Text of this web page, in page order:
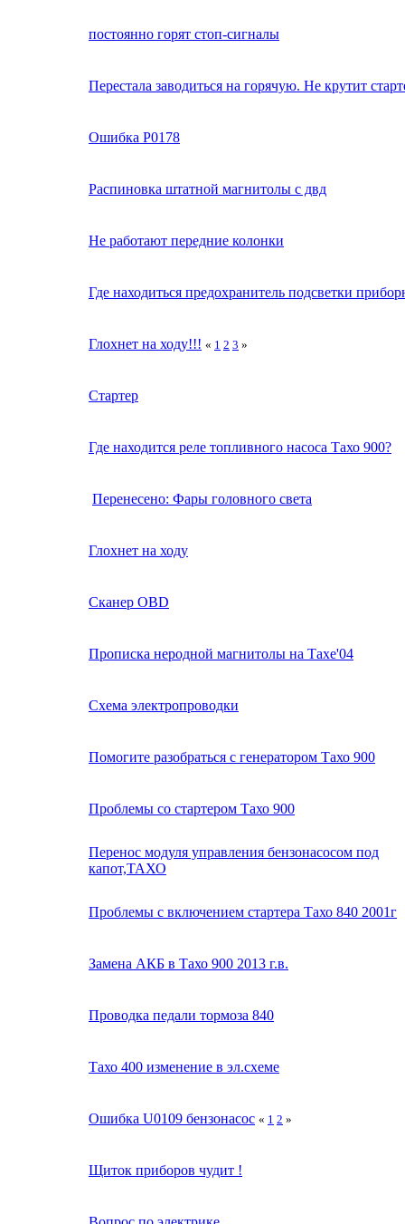
постоянно горят стоп-сигналы
Перестала заводиться на горячую. Не крутит
Ошибка P0178
Распиновка штатной магнитолы с двд
Не работают передние колонки
Где находиться предохранитель подсветки
Глохнет на ходу!!! « 1 2 3 »
Стартер
Где находится реле топливного насоса Тахо 900?
Перенесено: Фары головного света
Глохнет на ходу
Сканер OBD
Прописка неродной магнитолы на Тахе'04
Схема электропроводки
Помогите разобраться с генератором Тахо 900
Проблемы со стартером Тахо 900
Перенос модуля управления бензонасосом под
капот,ТАХО
Проблемы с включением стартера Тахо 840 2001г
Замена АКБ в Тахо 900 2013 г.в.
Проводка педали тормоза 840
Тахо 400 изменение в эл.схеме
Ошибка U0109 бензонасос « 1 2 »
Щиток приборов чудит !